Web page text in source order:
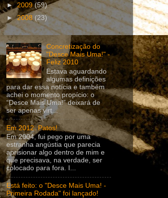
►2009(59)
►2008(23)
Concretização do
"Desce Mais Uma!" -
Feliz 2010
Estava aguardando
algumas definições
para dar essa notícia e também
achei o momento propício: o
“Desce Mais Uma!” deixará de
ser apenas virt...
Em 2012: Patos!
Em 2004, fui pego por uma
estranha angústia que parecia
aprisionar algo dentro de mim e
que precisava, na verdade, ser
colocado para fora. I...
Está feito: o "Desce Mais Uma! -
Primeira Rodada" foi lançado!